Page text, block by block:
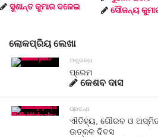
ସୁଶାନ୍ତ କୁମାର ଦଳେଇ
ସୌଜନ୍ୟ
ଲୋକପ୍ରିୟ ଲେଖା
ଅଣୁଗଳ୍ପ
ପ୍ରେମ
କେଶବ ଦାସ
ପ୍ରବନ୍ଧ
ଐତିହ୍ୟ, ଗୌରବ ଓ ଅସ୍ମିତା
ଉତ୍କଳ ଦିବସ